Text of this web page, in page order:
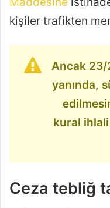
kişiler trafikten
Ancak 23/
yanında,
kural
Ceza tebliğ